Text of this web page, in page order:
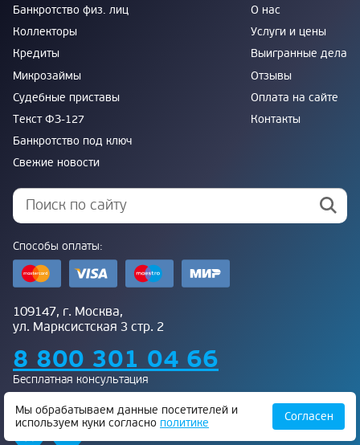
Банкротство физ. лиц
Коллекторы
Кредиты
Микрозаймы
Судебные приставы
Текст ФЗ-127
Банкротство под ключ
Свежие новости
О нас
Услуги и цены
Выигранные дела
Отзывы
Оплата на сайте
Контакты
Способы оплаты:
109147, г. Москва,
ул. Марксистская 3 стр. 2
8 800 301 04 66
Бесплатная консультация
Мы обрабатываем данные посетителей и
используем куки согласно политике Согласен